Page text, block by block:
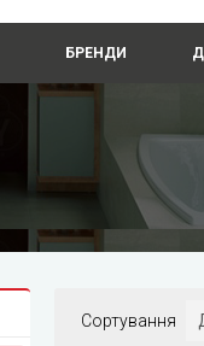
БРЕНДИ
Сортування